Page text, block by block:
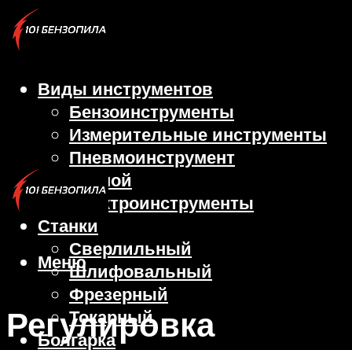
Виды инструментов
Бензоинструменты
Измерительные инструменты
Пневмоинструмент
Ручной
Электроинструменты
Станки
Сверлильный
Шлифовальный
Фрезерный
Токарный
Болгарка
Меню
Регулировка